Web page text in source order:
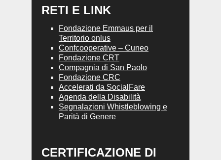
RETI E LINK
Fondazione Emmaus per il
Territorio onlus
Confcooperative – Cuneo
Fondazione CRT
Compagnia di San Paolo
Fondazione CRC
Accelerati da SocialFare
Agenda della Disabilità
Segnalazioni Whistleblowing e
Parità di Genere
CERTIFICAZIONE DI